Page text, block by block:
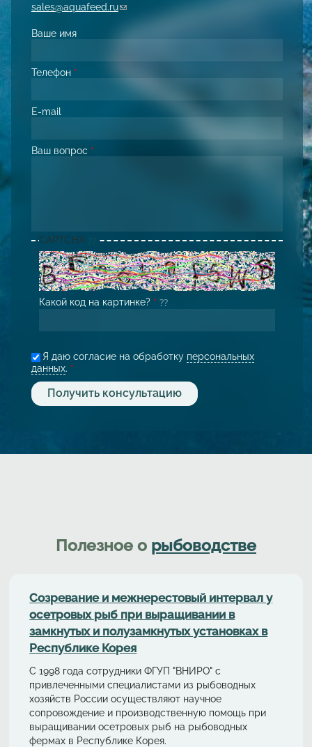
sales@aquafeed.ru(link sends e-mail)
Ваше имя
Телефон *
E-mail
Ваш вопрос *
CAPTCHA
Какой код на картинке? *
Я даю согласие на обработку персональных
данных. *
Полезное о рыбоводстве
Cозревание и межнерестовый интервал у
осетровых рыб при выращивании в
замкнутых и полузамкнутых установках в
Республике Корея
С 1998 года сотрудники ФГУП "ВНИРО" с
привлеченными специалистами из рыбоводных
хозяйств России осуществляют научное
сопровождение и производственную помощь при
выращивании осетровых рыб на рыбоводных
фермах в Республике Корея.